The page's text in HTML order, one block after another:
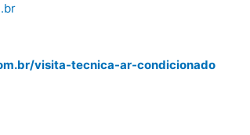
visita-tecnica-ar-condicionado